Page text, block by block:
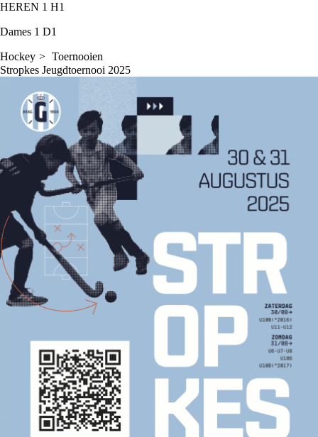
HEREN 1 H1
Dames 1 D1
Hockey
Toernooien
Stropkes Jeugdtoernooi 2025